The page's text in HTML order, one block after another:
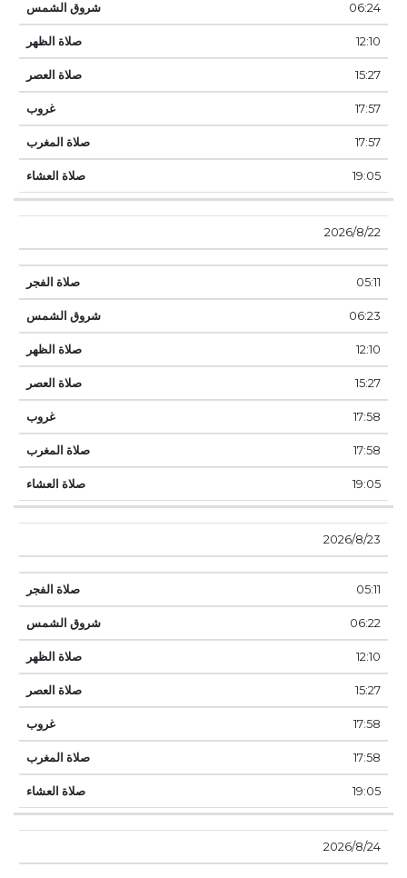
06:24
12:10
15:27
17:57
17:57
19:05
22‏‏/8‏‏/2026
05:11
06:23
12:10
15:27
17:58
17:58
19:05
23‏‏/8‏‏/2026
05:11
06:22
12:10
15:27
17:58
17:58
19:05
24‏‏/8‏‏/2026